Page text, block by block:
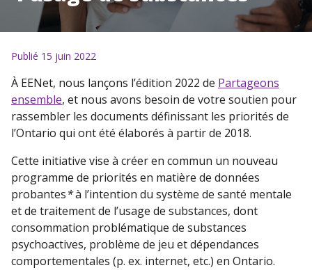
Publié 15 juin 2022
À EENet, nous lançons l’édition 2022 de Partageons
ensemble, et nous avons besoin de votre soutien pour
rassembler les documents définissant les priorités de
l’Ontario qui ont été élaborés à partir de 2018.
Cette initiative vise à créer en commun un nouveau
programme de priorités en matière de données
probantes*à l’intention du système de santé mentale
et de traitement de l’usage de substances, dont
consommation problématique de substances
psychoactives, problème de jeu et dépendances
comportementales (p. ex. internet, etc.) en Ontario.